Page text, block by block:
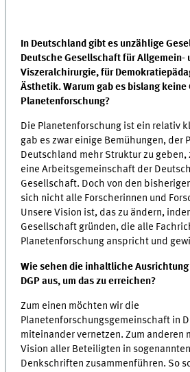
In Deutschland gibt es unzählige
Deutsche Gesellschaft für Allgemein-
Viszeralchirurgie, für
Ästhetik. Warum gab es bislang
Planetenforschung?
Die Planetenforschung ist ein relativ
gab es zwar einige Bemühungen, der
Deutschland mehr Struktur zu geben,
eine Arbeitsgemeinschaft der
Gesellschaft. Doch von den
sich nicht alle Forscherinnen und
Unsere Vision ist, das zu ändern,
Gesellschaft gründen, die alle
Planetenforschung anspricht und
Wie sehen die inhaltliche Ausrichtung
DGP aus, um das zu erreichen?
Zum einen möchten wir die
Planetenforschungsgemeinschaft in
miteinander vernetzen. Zum anderen
Vision aller Beteiligten in
Denkschriften zusammenführen. So